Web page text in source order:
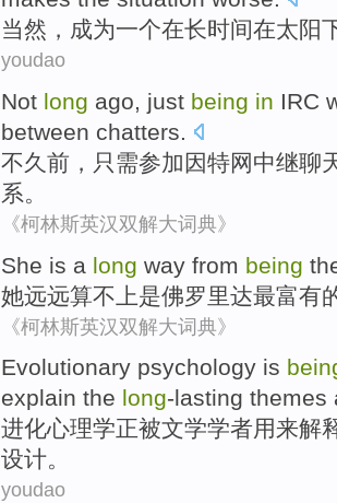
当然 ， 成为一个在长时间在太阳
youdao
Not long ago, just being in IRC
between chatters.
不久前 ， 只需参加因特网中继聊
系。
《柯林斯英汉双解大词典》
She is a long way from being
她远远算不上是佛罗里达最富有
《柯林斯英汉双解大词典》
Evolutionary psychology is
explain the long-lasting themes
进化心理学正被文学学者用来解
设计。
youdao